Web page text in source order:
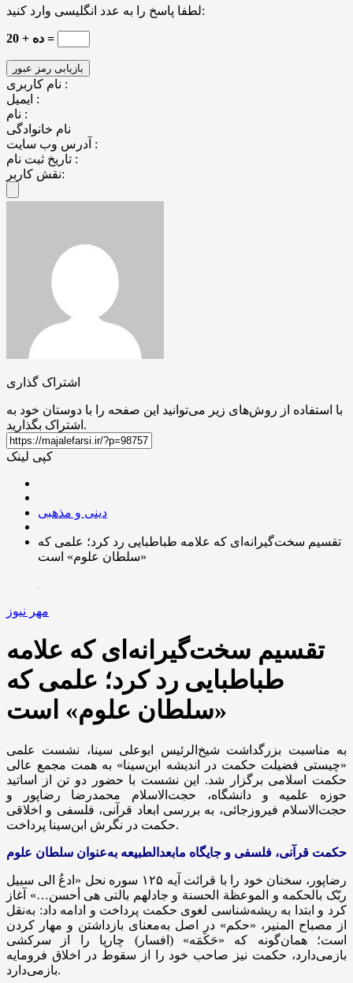
لطفا پاسخ را به عدد انگلیسی وارد کنید:
ده + 20 =
نام کاربری :
ایمیل :
نام :
نام خانوادگی
آدرس وب سایت :
تاریخ ثبت نام :
نقش کاربر:
اشتراک گذاری
با استفاده از روش‌های زیر می‌توانید این صفحه را با دوستان خود به
اشتراک بگذارید.
کپی لینک
دینی و مذهبی
تقسیم سخت‌گیرانه‌ای که علامه طباطبایی رد کرد؛ علمی که
«سلطان علوم» است
مهر نیوز
تقسیم سخت‌گیرانه‌ای که علامه
طباطبایی رد کرد؛ علمی که
«سلطان علوم» است
به مناسبت بزرگداشت شیخ‌الرئیس ابوعلی سینا، نشست علمی
«چیستی فضیلت حکمت در اندیشه ابن‌سینا» به همت مجمع عالی
حکمت اسلامی برگزار شد. این نشست با حضور دو تن از اساتید
حوزه علمیه و دانشگاه، حجت‌الاسلام محمدرضا رضاپور و
حجت‌الاسلام فیروزجائی، به بررسی ابعاد قرآنی، فلسفی و اخلاقی
حکمت در نگرش ابن‌سینا پرداخت.
حکمت قرآنی، فلسفی و جایگاه مابعدالطبیعه به‌عنوان سلطان علوم
رضاپور، سخنان خود را با قرائت آیه ۱۲۵ سوره نحل «ادعُ الی سبیل
ربّک بالحکمه و الموعظة الحسنة و جادلهم بالتی هی أحسن…» آغاز
کرد و ابتدا به ریشه‌شناسی لغوی حکمت پرداخت و ادامه داد: به‌نقل
از مصباح
المنیر ، «حکم» در اصل به‌معنای بازداشتن و مهار کردن
است؛ همان‌گونه که «حَکَمَه» (افسار) چارپا را از سرکشی
بازمی‌دارد، حکمت نیز صاحب خود را از سقوط در اخلاق فرومایه
بازمی‌دارد.